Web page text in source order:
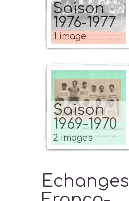
Saison
1976-1977
1 image
Saison
1969-1970
2 images
Echanges